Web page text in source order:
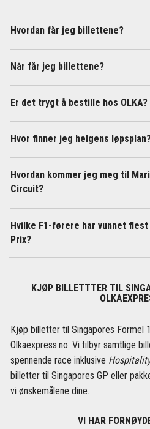
Hvordan får jeg billettene?
Når får jeg billettene?
Er det trygt å bestille hos OLKA?
Hvor finner jeg helgens
Hvordan kommer jeg meg til
Circuit?
Hvilke F1-førere har vunnet flest
Prix?
KJØP BILLETTTER TIL
Kjøp billetter til Singapores Formel
Olkaexpress.no. Vi tilbyr samtlige
spennende race inklusive
billetter til Singapores GP eller
vi ønskemålene dine.
VI HAR